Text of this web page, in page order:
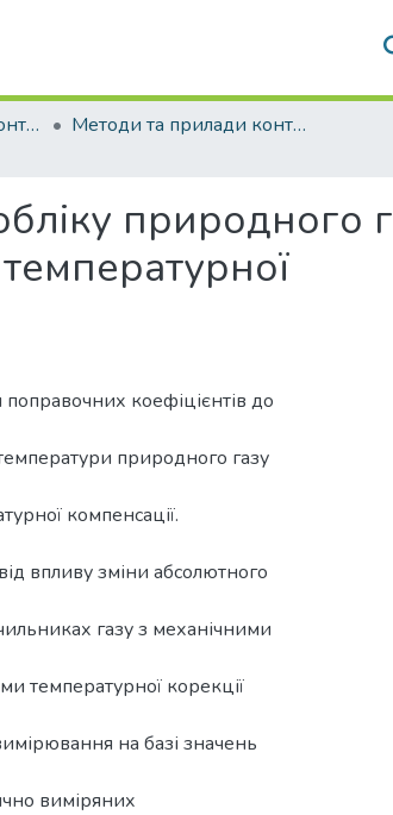
Методи та прилади контролю якості
Методи та прилади контролю якості - 2012 - № 28
природного
поправочних коефіцієнтів до
природного газу
компенсації.
впливу зміни абсолютного
газу з механічними
температурної корекції
на базі значень
виміряних